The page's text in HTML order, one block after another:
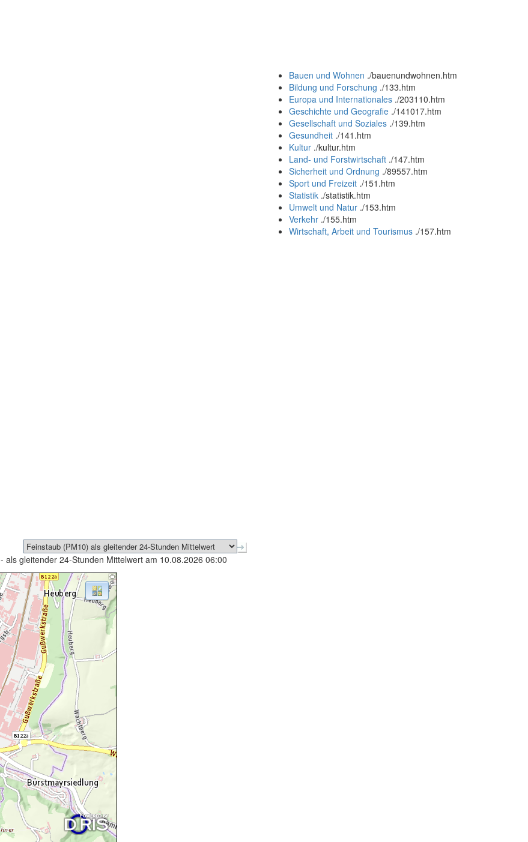
Bauen und Wohnen ./bauenundwohnen.htm
Bildung und Forschung ./133.htm
Europa und Internationales ./203110.htm
Geschichte und Geografie ./141017.htm
Gesellschaft und Soziales ./139.htm
Gesundheit ./141.htm
Kultur ./kultur.htm
Land- und Forstwirtschaft ./147.htm
Sicherheit und Ordnung ./89557.htm
Sport und Freizeit ./151.htm
Statistik ./statistik.htm
Umwelt und Natur ./153.htm
Verkehr ./155.htm
Wirtschaft, Arbeit und Tourismus ./157.htm
- als gleitender 24-Stunden Mittelwert am 10.08.2026 06:00